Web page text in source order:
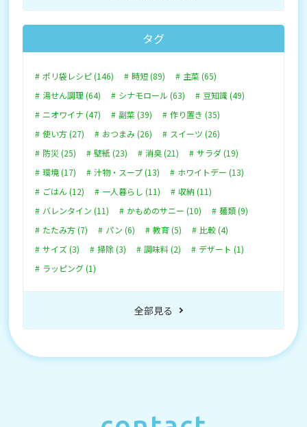
タグ
ポリ袋レシピ (146) 時短 (89)
主菜 (65)
湯せん調理 (64)
シナモロール (63)
豆知識 (49)
ニオワイナ (47)
副菜 (39)
作り置き (35)
使い方 (27)
おつまみ (26)
スイーツ (26)
防災 (25)
壁紙 (23) 消臭 (21)
サラダ (19)
環境 (17)
汁物・スープ (13)
ホワイトデー (13)
ごはん (12)
一人暮らし (11)
収納 (11)
バレンタイン (11)
かもめのサニー (10)
麺類 (9)
たたみ方 (7)
パン (6) 教育 (5)
比較 (4)
サイズ (3)
掃除 (3) 調味料 (2)
デザート (1)
ラッピング (1)
全部見る